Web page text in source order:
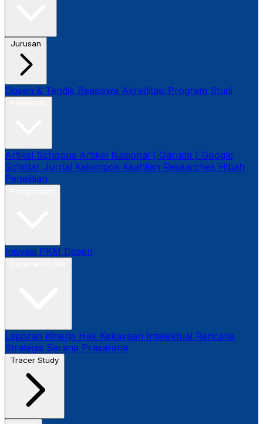
Jurusan
Dosen & Tendik Beasiswa Akreditasi Program Studi
Artikel Schopus Artikel Nasional ( Garuda ) Google
Scholar Jurnal Kelompok Keahlian Researches Hibah
Penelitian
Inovasi PKM Dosen
Laporan Kinerja Hak Kekayaan Intelektual Rencana
Strategis Sarana Prasarana
Tracer Study